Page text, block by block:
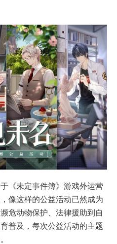
《未定事件簿》游戏外运营
像这样的公益活动已然成为
危动物保护、法律援助到自
普及，每次公益活动的主题